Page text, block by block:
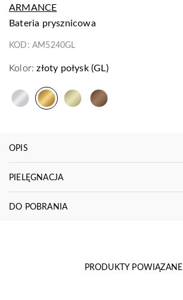
ARMANCE
bateria prysznicowa
KOD: AM5240GL
Kolor: złoty połysk (GL)
OPIS
PIELĘGNACJA
DO POBRANIA
PRODUKTY POWIĄZANE